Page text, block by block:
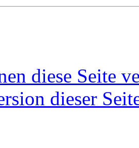
diese Seite
dieser